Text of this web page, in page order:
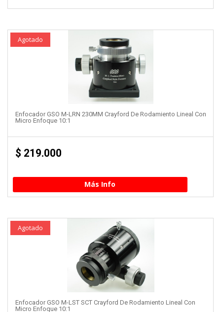
Agotado
Enfocador GSO M-LRN 230MM Crayford De Rodamiento Lineal Con
Micro Enfoque 10:1
$ 219.000
Más Info
Agotado
Enfocador GSO M-LST SCT Crayford De Rodamiento Lineal Con
Micro Enfoque 10:1